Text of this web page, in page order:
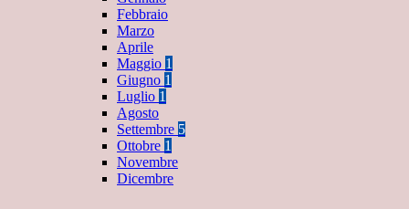
Febbraio
Marzo
Aprile
Maggio 1
Giugno 1
Luglio 1
Agosto
Settembre 5
Ottobre 1
Novembre
Dicembre